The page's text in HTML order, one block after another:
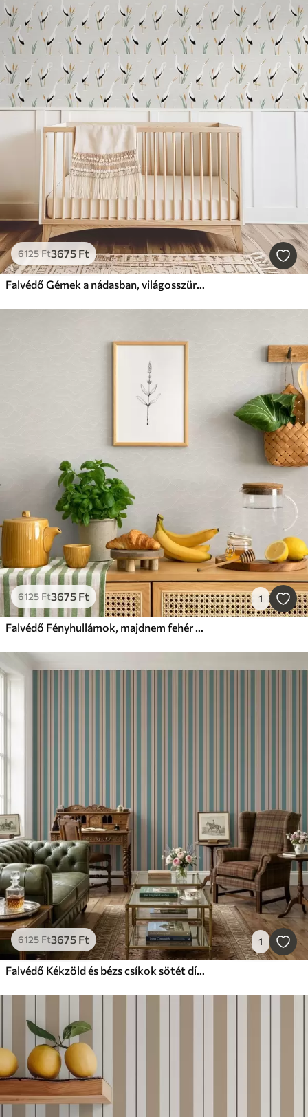
6125Ft3675 Ft
Falvédő Gémek a nádasban, világosszürke háttér előtt
6125Ft3675 Ft 1
Falvédő Fényhullámok, majdnem fehér domborzat, minimális
6125Ft3675 Ft 1
Falvédő Kékzöld és bézs csíkok sötét díszítéssel